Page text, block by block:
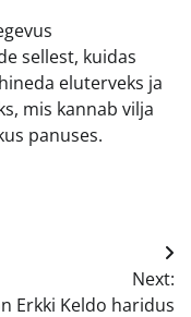
sellest, kuidas
eluterveks ja
mis kannab vilja
panuses.
Next:
Erkki Keldo haridus